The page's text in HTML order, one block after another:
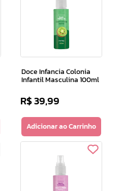
Doce Infancia Colonia
Infantil Masculina 100ml
R$39,99
Adicionar ao Carrinho